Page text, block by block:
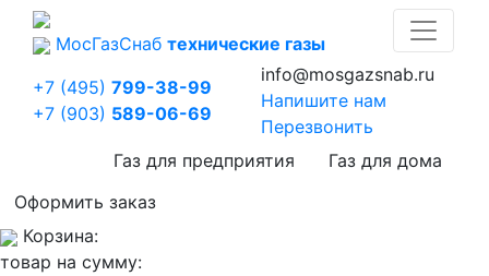
МосГазСнаб технические газы
+7 (495) 799-38-99
+7 (903) 589-06-69
info@mosgazsnab.ru
Напишите нам
Перезвонить
Газ для предприятия
Газ для дома
Оформить заказ
Корзина:
товар на сумму: